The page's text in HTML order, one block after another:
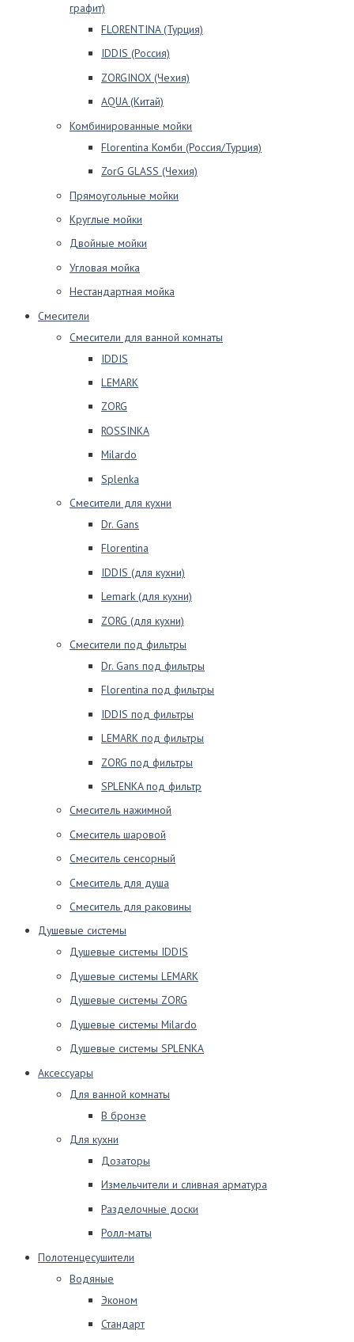
графит)
FLORENTINA (Турция)
IDDIS (Россия)
ZORGINOX (Чехия)
AQUA (Китай)
Комбинированные мойки
Florentina Комби (Россия/Турция)
ZorG GLASS (Чехия)
Прямоугольные мойки
Круглые мойки
Двойные мойки
Угловая мойка
Нестандартная мойка
Смесители
Смесители для ванной комнаты
IDDIS
LEMARK
ZORG
ROSSINKA
Milardo
Splenka
Смесители для кухни
Dr. Gans
Florentina
IDDIS (для кухни)
Lemark (для кухни)
ZORG (для кухни)
Смесители под фильтры
Dr. Gans под фильтры
Florentina под фильтры
IDDIS под фильтры
LEMARK под фильтры
ZORG под фильтры
SPLENKA под фильтр
Смеситель нажимной
Смеситель шаровой
Смеситель сенсорный
Смеситель для душа
Смеситель для раковины
Душевые системы
Душевые системы IDDIS
Душевые системы LEMARK
Душевые системы ZORG
Душевые системы Milardo
Душевые системы SPLENKA
Аксессуары
Для ванной комнаты
В бронзе
Для кухни
Дозаторы
Измельчители и сливная арматура
Разделочные доски
Ролл-маты
Полотенцесушители
Водяные
Эконом
Стандарт